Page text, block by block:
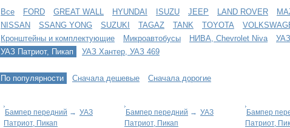
Все FORD GREAT WALL HYUNDAI ISUZU JEEP LAND ROVER
NISSAN
SSANG YONG SUZUKI TAGAZ TANK TOYOTA
Кронштейны и комплектующие
Микроавтобусы НИВА, Chevrolet Niva
УАЗ Патриот, Пикап
УАЗ Хантер, УАЗ 469
По популярности Сначала дешевые Сначала дорогие
Бампер передний → УАЗ
Патриот, Пикап
Бампер передний → УАЗ
Патриот, Пикап
Бампер
Патриот,